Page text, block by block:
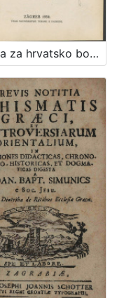
Borba za hrvatsko bogoslužje i Grgur Ninski ili Skižma u Hrvatskoj i Dalmaciji 1059-1075. / napisao Kerubin Šegvić